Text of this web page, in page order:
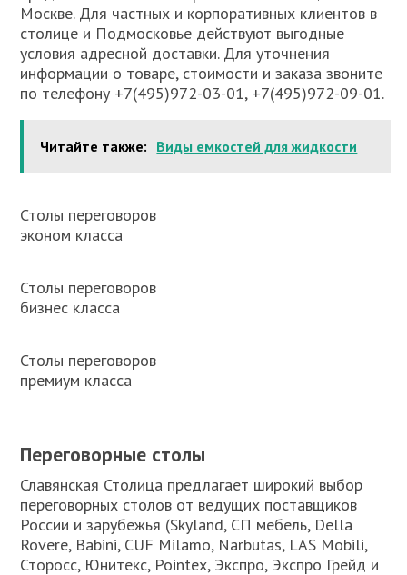
Москве. Для частных и корпоративных клиентов в
столице и Подмосковье действуют выгодные
условия адресной доставки. Для уточнения
информации о товаре, стоимости и заказа звоните
по телефону +7(495)972-03-01, +7(495)972-09-01.
Читайте также: Виды емкостей для жидкости
Столы переговоров
эконом класса
Столы переговоров
бизнес класса
Столы переговоров
премиум класса
Переговорные столы
Славянская Столица предлагает широкий выбор
переговорных столов от ведущих поставщиков
России и зарубежья (Skyland, СП мебель, Della
Rovere, Babini, CUF Milamo, Narbutas, LAS Mobili,
Сторосс, Юнитекс, Pointex, Экспро, Экспро Грейд и